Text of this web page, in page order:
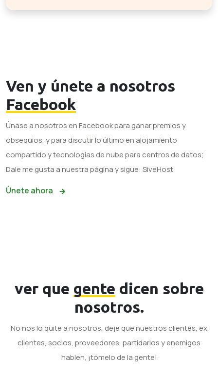
Ven y únete a nosotros
Facebook
Únase a nosotros en Facebook para ganar premios y
obsequios, y para discutir lo último en alojamiento
compartido y tecnologías de nube para centros de datos;
Dale me gusta a nuestra página y sigue: SiveHost
Únete ahora
ver que gente dicen sobre
nosotros.
No nos lo quite a nosotros, deje que nuestros clientes, ex
clientes, socios, proveedores, partidarios y enemigos
hablen, ¡tómelo de la gente!